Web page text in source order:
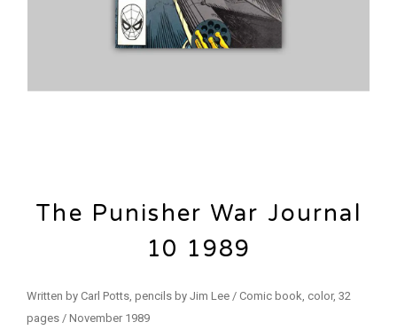
The Punisher War Journal
10 1989
Written by Carl Potts, pencils by Jim Lee / Comic book, color, 32
pages / November 1989